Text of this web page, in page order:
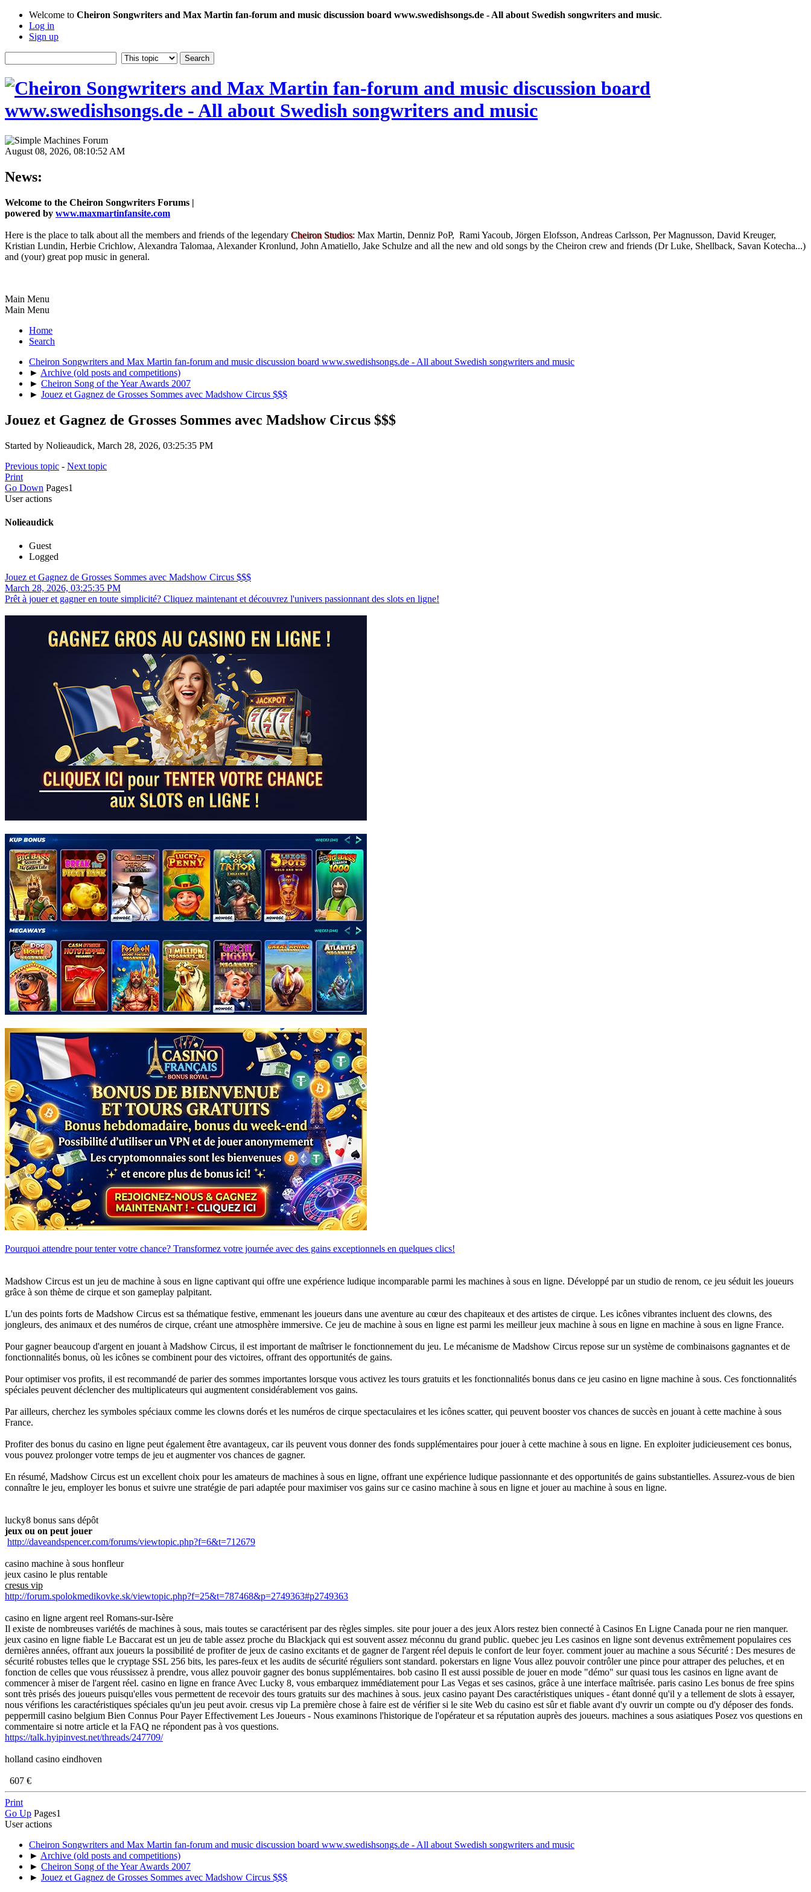
Welcome to Cheiron Songwriters and Max Martin fan-forum and music discussion board www.swedishsongs.de - All about Swedish songwriters and music.
Log in
Sign up
August 08, 2026, 08:10:52 AM
News:
Welcome to the Cheiron Songwriters Forums |
powered by www.maxmartinfansite.com
Here is the place to talk about all the members and friends of the legendary Cheiron Studios: Max Martin, Denniz PoP, Rami Yacoub, Jörgen Elofsson, Andreas Carlsson, Per Magnusson, David Kreuger,
Kristian Lundin, Herbie Crichlow, Alexandra Talomaa, Alexander Kronlund, John Amatiello, Jake Schulze and all the new and old songs by the Cheiron crew and friends (Dr Luke, Shellback, Savan Kotecha...)
and (your) great pop music in general.
Main Menu
Main Menu
Home
Search
Cheiron Songwriters and Max Martin fan-forum and music discussion board www.swedishsongs.de - All about Swedish songwriters and music
► Archive (old posts and competitions)
► Cheiron Song of the Year Awards 2007
► Jouez et Gagnez de Grosses Sommes avec Madshow Circus $$$
Jouez et Gagnez de Grosses Sommes avec Madshow Circus $$$
Started by Nolieaudick, March 28, 2026, 03:25:35 PM
Previous topic - Next topic
Print
Go Down Pages1
User actions
Nolieaudick
Guest
Logged
Jouez et Gagnez de Grosses Sommes avec Madshow Circus $$$
March 28, 2026, 03:25:35 PM
Prêt à jouer et gagner en toute simplicité? Cliquez maintenant et découvrez l'univers passionnant des slots en ligne!
Pourquoi attendre pour tenter votre chance? Transformez votre journée avec des gains exceptionnels en quelques clics!
Madshow Circus est un jeu de machine à sous en ligne captivant qui offre une expérience ludique incomparable parmi les machines à sous en ligne. Développé par un studio de renom, ce jeu séduit les joueurs
grâce à son thème de cirque et son gameplay palpitant.
L'un des points forts de Madshow Circus est sa thématique festive, emmenant les joueurs dans une aventure au cœur des chapiteaux et des artistes de cirque. Les icônes vibrantes incluent des clowns, des
jongleurs, des animaux et des numéros de cirque, créant une atmosphère immersive. Ce jeu de machine à sous en ligne est parmi les meilleur jeux machine à sous en ligne en machine à sous en ligne France.
Pour gagner beaucoup d'argent en jouant à Madshow Circus, il est important de maîtriser le fonctionnement du jeu. Le mécanisme de Madshow Circus repose sur un système de combinaisons gagnantes et de
fonctionnalités bonus, où les icônes se combinent pour des victoires, offrant des opportunités de gains.
Pour optimiser vos profits, il est recommandé de parier des sommes importantes lorsque vous activez les tours gratuits et les fonctionnalités bonus dans ce jeu casino en ligne machine à sous. Ces fonctionnalités
spéciales peuvent déclencher des multiplicateurs qui augmentent considérablement vos gains.
Par ailleurs, cherchez les symboles spéciaux comme les clowns dorés et les numéros de cirque spectaculaires et les icônes scatter, qui peuvent booster vos chances de succès en jouant à cette machine à sous
France.
Profiter des bonus du casino en ligne peut également être avantageux, car ils peuvent vous donner des fonds supplémentaires pour jouer à cette machine à sous en ligne. En exploiter judicieusement ces bonus,
vous pouvez prolonger votre temps de jeu et augmenter vos chances de gagner.
En résumé, Madshow Circus est un excellent choix pour les amateurs de machines à sous en ligne, offrant une expérience ludique passionnante et des opportunités de gains substantielles. Assurez-vous de bien
connaître le jeu, employer les bonus et suivre une stratégie de pari adaptée pour maximiser vos gains sur ce casino machine à sous en ligne et jouer au machine à sous en ligne.
lucky8 bonus sans dépôt
jeux ou on peut jouer
http://daveandspencer.com/forums/viewtopic.php?f=6&t=712679
casino machine à sous honfleur
jeux casino le plus rentable
cresus vip
http://forum.spolokmedikovke.sk/viewtopic.php?f=25&t=787468&p=2749363#p2749363
casino en ligne argent reel Romans-sur-Isère
Il existe de nombreuses variétés de machines à sous, mais toutes se caractérisent par des règles simples. site pour jouer a des jeux Alors restez bien connecté à Casinos En Ligne Canada pour ne rien manquer.
jeux casino en ligne fiable Le Baccarat est un jeu de table assez proche du Blackjack qui est souvent assez méconnu du grand public. quebec jeu Les casinos en ligne sont devenus extrêmement populaires ces
dernières années, offrant aux joueurs la possibilité de profiter de jeux de casino excitants et de gagner de l'argent réel depuis le confort de leur foyer. comment jouer au machine a sous Sécurité : Des mesures de
sécurité robustes telles que le cryptage SSL 256 bits, les pares-feux et les audits de sécurité réguliers sont standard. pokerstars en ligne Vous allez pouvoir contrôler une pince pour attraper des peluches, et en
fonction de celles que vous réussissez à prendre, vous allez pouvoir gagner des bonus supplémentaires. bob casino Il est aussi possible de jouer en mode "démo" sur quasi tous les casinos en ligne avant de
commencer à miser de l'argent réel. casino en ligne en france Avec Lucky 8, vous embarquez immédiatement pour Las Vegas et ses casinos, grâce à une interface maîtrisée. paris casino Les bonus de free spins
sont très prisés des joueurs puisqu'elles vous permettent de recevoir des tours gratuits sur des machines à sous. jeux casino payant Des caractéristiques uniques - étant donné qu'il y a tellement de slots à essayer,
nous vérifions les caractéristiques spéciales qu'un jeu peut avoir. cresus vip La première chose à faire est de vérifier si le site Web du casino est sûr et fiable avant d'y ouvrir un compte ou d'y déposer des fonds.
peppermill casino belgium Bien Connus Pour Payer Effectivement Les Joueurs - Nous examinons l'historique de l'opérateur et sa réputation auprès des joueurs. machines a sous asiatiques Posez vos questions en
commentaire si notre article et la FAQ ne répondent pas à vos questions.
https://talk.hyipinvest.net/threads/247709/
holland casino eindhoven
607 €
Print
Go Up Pages1
User actions
Cheiron Songwriters and Max Martin fan-forum and music discussion board www.swedishsongs.de - All about Swedish songwriters and music
► Archive (old posts and competitions)
► Cheiron Song of the Year Awards 2007
► Jouez et Gagnez de Grosses Sommes avec Madshow Circus $$$